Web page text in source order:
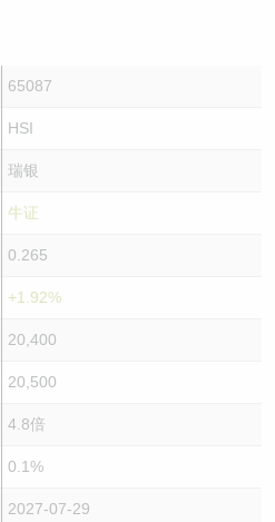
65087
HSI
瑞银
牛证
0.265
+1.92%
20,400
20,500
4.8倍
0.1%
2027-07-29